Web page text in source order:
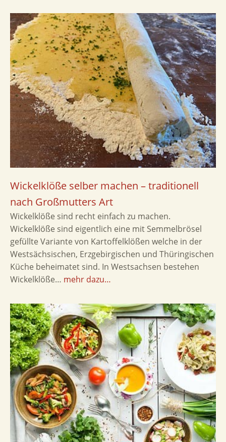
Wickelklöße selber machen – traditionell
nach Großmutters Art
Wickelklöße sind recht einfach zu machen.
Wickelklöße sind eigentlich eine mit Semmelbrösel
gefüllte Variante von Kartoffelklößen welche in der
Westsächsischen, Erzgebirgischen und Thüringischen
Küche beheimatet sind. In Westsachsen bestehen
Wickelklöße… mehr dazu…